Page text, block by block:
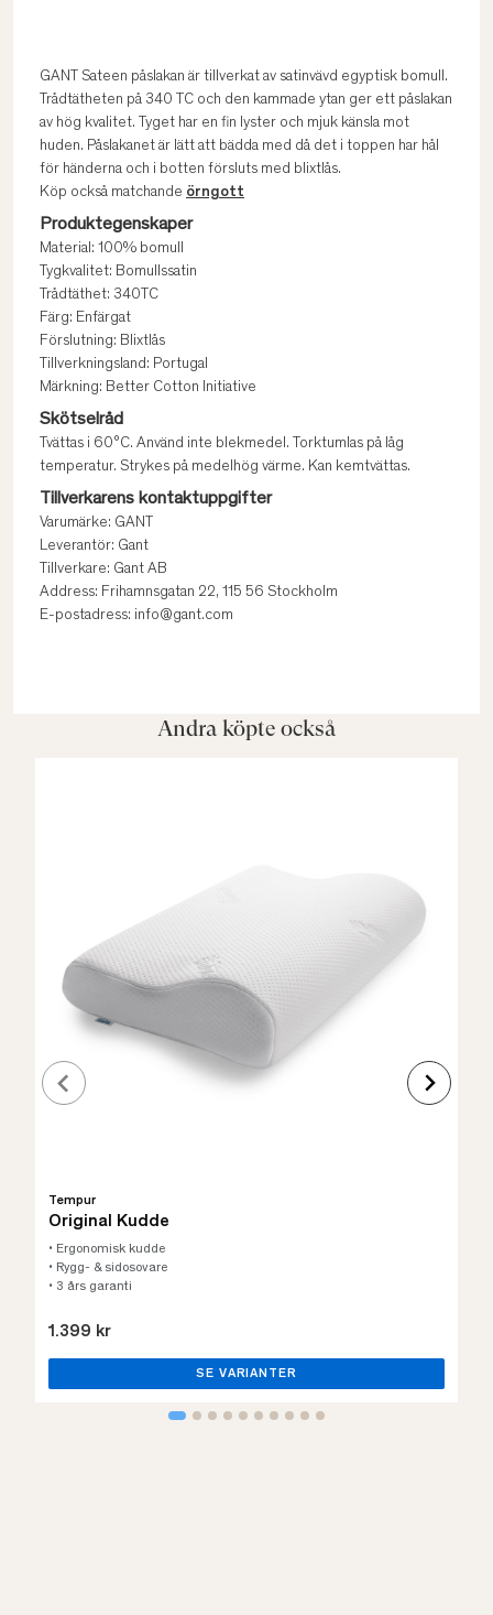
GANT Sateen påslakan är tillverkat av satinvävd egyptisk bomull.
Trådtätheten på 340 TC och den kammade ytan ger ett påslakan
av hög kvalitet. Tyget har en fin lyster och mjuk känsla mot
huden. Påslakanet är lätt att bädda med då det i toppen har hål
för händerna och i botten försluts med blixtlås.
Köp också matchande örngott
Produktegenskaper
Material: 100% bomull
Tygkvalitet: Bomullssatin
Trådtäthet: 340TC
Färg: Enfärgat
Förslutning: Blixtlås
Tillverkningsland: Portugal
Märkning: Better Cotton Initiative
Skötselråd
Tvättas i 60°C. Använd inte blekmedel. Torktumlas på låg
temperatur. Strykes på medelhög värme. Kan kemtvättas.
Tillverkarens kontaktuppgifter
Varumärke: GANT
Leverantör: Gant
Tillverkare: Gant AB
Address: Frihamnsgatan 22, 115 56 Stockholm
E-postadress: info@gant.com
Andra köpte också
Tempur
Original Kudde
• Ergonomisk kudde
• Rygg- & sidosovare
• 3 års garanti
1.399 kr
SE VARIANTER